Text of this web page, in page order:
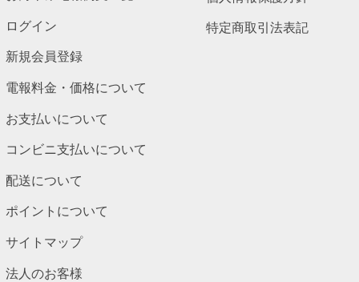
ログイン
新規会員登録
電報料金・価格について
お支払いについて
コンビニ支払いについて
配送について
ポイントについて
サイトマップ
法人のお客様
特定商取引法表記